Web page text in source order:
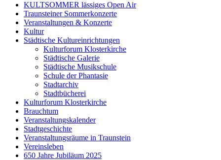
KULTSOMMER lässiges Open Air
Traunsteiner Sommerkonzerte
Veranstaltungen & Konzerte
Kultur
Städtische Kultureinrichtungen
Kulturforum Klosterkirche
Städtische Galerie
Städtische Musikschule
Schule der Phantasie
Stadtarchiv
Stadtbücherei
Kulturforum Klosterkirche
Brauchtum
Veranstaltungskalender
Stadtgeschichte
Veranstaltungsräume in Traunstein
Vereinsleben
650 Jahre Jubiläum 2025